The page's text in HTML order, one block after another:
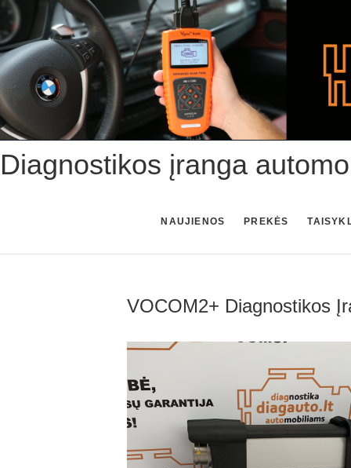
Skip
to
content
Diagnostikos įranga
NAUJIENOS PREKĖS
VOCOM2+ Diagnostikos